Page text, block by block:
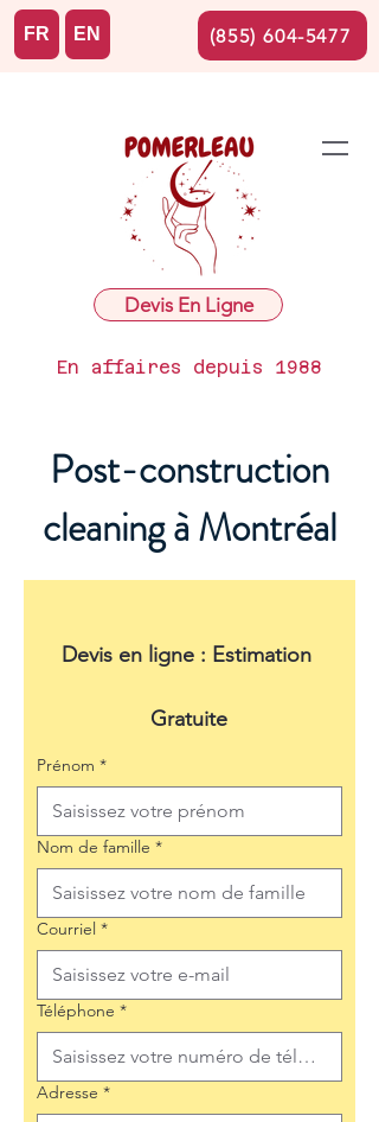
Devis En Ligne
En affaires depuis 1988
FR EN (855) 604-5477
Post-construction
cleaning à Montréal
Devis en ligne : Estimation
Gratuite
Prénom *
Nom de famille *
Courriel *
Téléphone *
Adresse *